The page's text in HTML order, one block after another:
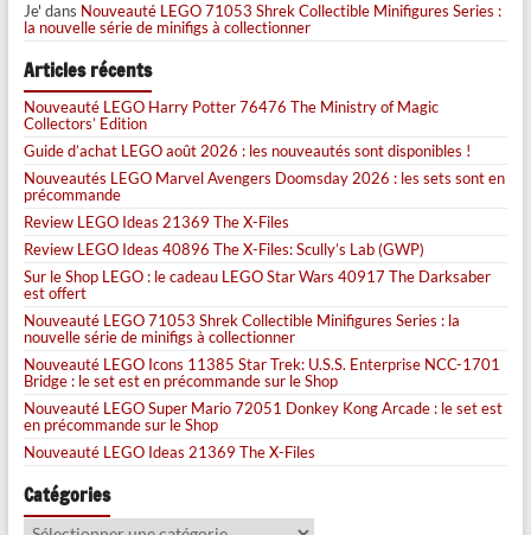
Je' dans Nouveauté LEGO 71053 Shrek Collectible Minifigures Series :
la nouvelle série de minifigs à collectionner
Articles récents
Nouveauté LEGO Harry Potter 76476 The Ministry of Magic
Collectors’ Edition
Guide d’achat LEGO août 2026 : les nouveautés sont disponibles !
Nouveautés LEGO Marvel Avengers Doomsday 2026 : les sets sont en
précommande
Review LEGO Ideas 21369 The X-Files
Review LEGO Ideas 40896 The X-Files: Scully’s Lab (GWP)
Sur le Shop LEGO : le cadeau LEGO Star Wars 40917 The Darksaber
est offert
Nouveauté LEGO 71053 Shrek Collectible Minifigures Series : la
nouvelle série de minifigs à collectionner
Nouveauté LEGO Icons 11385 Star Trek: U.S.S. Enterprise NCC-1701
Bridge : le set est en précommande sur le Shop
Nouveauté LEGO Super Mario 72051 Donkey Kong Arcade : le set est
en précommande sur le Shop
Nouveauté LEGO Ideas 21369 The X-Files
Catégories
Catégories